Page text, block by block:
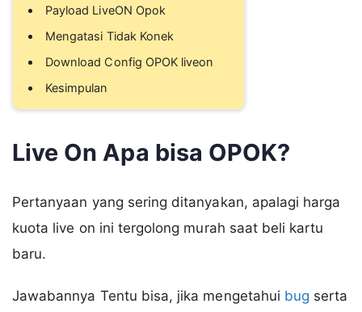
Payload LiveON Opok
Mengatasi Tidak Konek
Download Config OPOK liveon
Kesimpulan
Live On Apa bisa OPOK?
Pertanyaan yang sering ditanyakan, apalagi harga
kuota live on ini tergolong murah saat beli kartu
baru.
Jawabannya Tentu bisa, jika mengetahui bug serta